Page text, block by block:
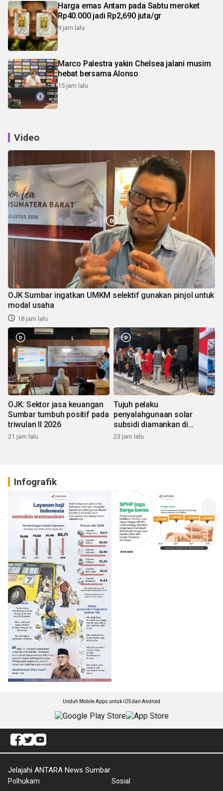
Harga emas Antam pada Sabtu meroket
Rp40.000 jadi Rp2,690 juta/gr
9 jam lalu
Marco Palestra yakin Chelsea jalani musim
hebat bersama Alonso
15 jam lalu
Video
OJK Sumbar ingatkan UMKM selektif gunakan pinjol untuk
modal usaha
18 jam lalu
OJK: Sektor jasa keuangan
Sumbar tumbuh positif pada
triwulan II 2026
21 jam lalu
Tujuh pelaku
penyalahgunaan solar
subsidi diamankan di
Sumbar
23 jam lalu
Infografik
Unduh Mobile Apps untuk iOS dan Android
Jelajahi ANTARA News Sumbar
Polhukam
Sosial